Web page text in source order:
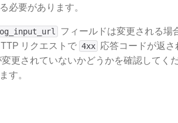
必要があります。
フィールドは変更される
リクエストで 4xx 応答コードが返
変更されていないかどうかを確認して
す。